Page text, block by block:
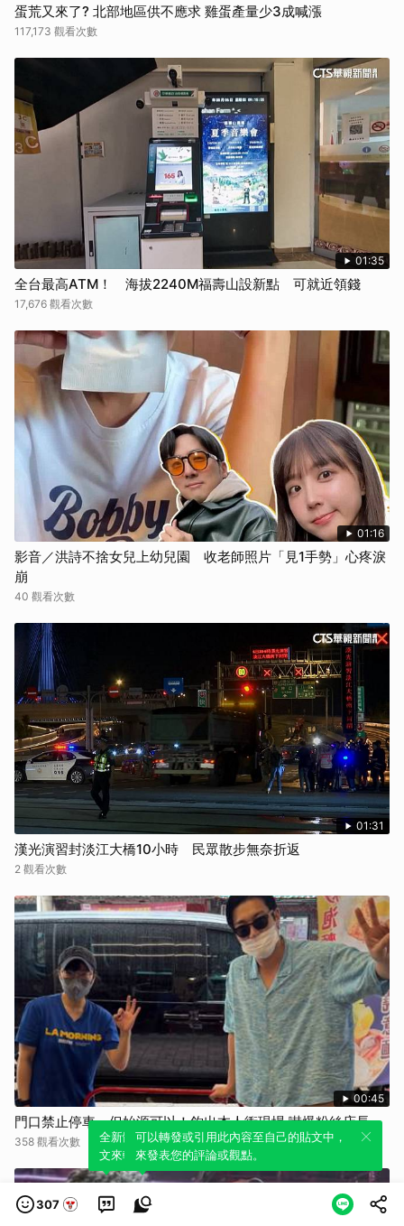
蛋荒又來了? 北部地區供不應求 雞蛋產量少3成喊漲
117,173 觀看次數
01:35
全台最高ATM！ 海拔2240M福壽山設新點 可就近領錢
17,676 觀看次數
01:16
影音／洪詩不捨女兒上幼兒園 收老師照片「見1手勢」心疼淚
崩
40 觀看次數
01:31
漢光演習封淡江大橋10小時 民眾散步無奈折返
2 觀看次數
00:45
門口禁止停車，但始源可以！釣出本人衝現場 嚇爆粉絲店長
358 觀看次數
307
全新體驗！一鍵引用此內容，透過發布貼
文來輕鬆表達個人立場。
可以轉發或引用此內容至自己的貼文中，
來發表您的評論或觀點。